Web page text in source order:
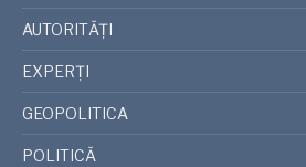
AUTORITĂȚI
EXPERȚI
GEOPOLITICA
POLITICĂ